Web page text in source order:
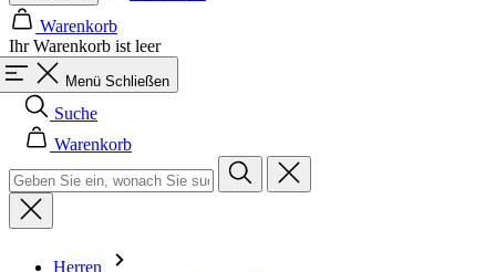
Suche
Warenkorb
Herren
Alle in der Kategorie Herren